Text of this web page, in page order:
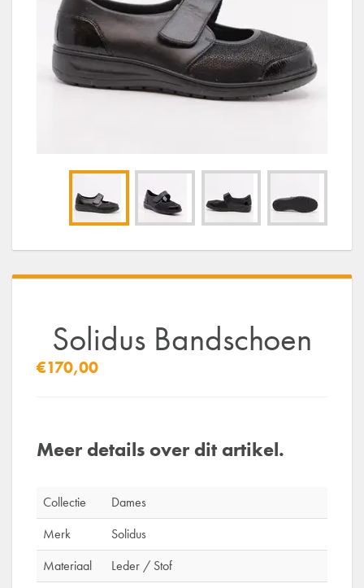
Solidus Bandschoen
€170,00
Meer details over dit artikel.
Collectie
Dames
Merk
Solidus
Materiaal
Leder / Stof